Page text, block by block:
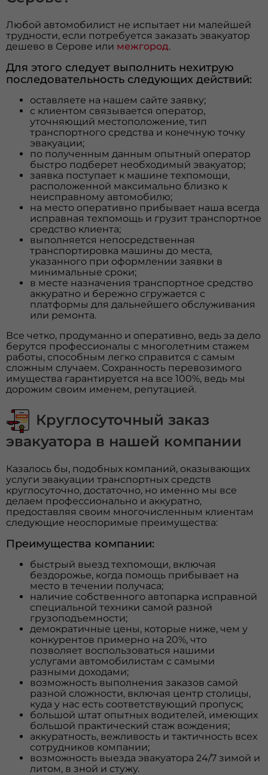
Любой автомобилист не испытает ни малейшей
трудности, если потребуется заказать эвакуатор
дешево в Серове или межгород.
Для этого следует выполнить нехитрую
последовательность следующих действий:
оставляете на нашем сайте заявку;
с клиентом связывается оператор,
уточняющий местоположение, тип
транспортного средства и конечную точку
эвакуации;
по полученным данным опытный оператор
быстро подберет необходимый эвакуатор;
заявка поступает к машине техпомощи,
расположенной максимально близко к
неисправному автомобилю;
на место оперативно прибывает наша всегда
исправная техпомощь и грузит транспортное
средство клиента;
выполняется непосредственная
транспортировка машины до места,
указанного при оформлении заявки в
минимальные сроки;
в месте назначения транспортное средство
аккуратно и бережно сгружается с
платформы для дальнейшего обслуживания
или ремонта.
Все четко, продуманно и оперативно, ведь за дело
берутся профессионалы с многолетним стажем
работы, способным легко справится с самым
сложным случаем. Сохранность перевозимого
имущества гарантируется на все 100%, ведь мы
дорожим своим именем, репутацией.
Круглосуточный заказ
эвакуатора в нашей компании
Казалось бы, подобных компаний, оказывающих
услуги эвакуации транспортных средств
круглосуточно, достаточно, но именно мы все
делаем профессионально и аккуратно,
предоставляя своим многочисленным клиентам
следующие неоспоримые преимущества:
Преимущества компании:
быстрый выезд техпомощи, включая
бездорожье, когда помощь прибывает на
место в течении получаса;
наличие собственного автопарка исправной
специальной техники самой разной
грузоподъемности;
демократичные цены, которые ниже, чем у
конкурентов примерно на 20%, что
позволяет воспользоваться нашими
услугами автомобилистам с самыми
разными доходами;
возможность выполнения заказов самой
разной сложности, включая центр столицы,
куда у нас есть соответствующий пропуск;
большой штат опытных водителей, имеющих
большой практический стаж вождения;
аккуратность, вежливость и тактичность всех
сотрудников компании;
возможность выезда эвакуатора 24/7 зимой и
литом, в зной и стужу.